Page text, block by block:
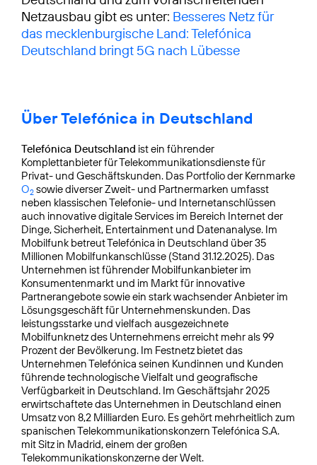
Netzausbau gibt es unter: Besseres Netz für
das mecklenburgische Land: Telefónica
Deutschland bringt 5G nach Lübesse
Über Telefónica in Deutschland
Telefónica Deutschland ist ein führender
Komplettanbieter für Telekommunikationsdienste für
Privat- und Geschäftskunden. Das Portfolio der Kernmarke
O2 sowie diverser Zweit- und Partnermarken umfasst
neben klassischen Telefonie- und Internetanschlüssen
auch innovative digitale Services im Bereich Internet der
Dinge, Sicherheit, Entertainment und Datenanalyse. Im
Mobilfunk betreut Telefónica in Deutschland über 35
Millionen Mobilfunkanschlüsse (Stand 31.12.2025). Das
Unternehmen ist führender Mobilfunkanbieter im
Konsumentenmarkt und im Markt für innovative
Partnerangebote sowie ein stark wachsender Anbieter im
Lösungsgeschäft für Unternehmenskunden. Das
leistungsstarke und vielfach ausgezeichnete
Mobilfunknetz des Unternehmens erreicht mehr als 99
Prozent der Bevölkerung. Im Festnetz bietet das
Unternehmen Telefónica seinen Kundinnen und Kunden
führende technologische Vielfalt und geografische
Verfügbarkeit in Deutschland. Im Geschäftsjahr 2025
erwirtschaftete das Unternehmen in Deutschland einen
Umsatz von 8,2 Milliarden Euro. Es gehört mehrheitlich zum
spanischen Telekommunikationskonzern Telefónica S.A.
mit Sitz in Madrid, einem der großen
Telekommunikationskonzerne der Welt.